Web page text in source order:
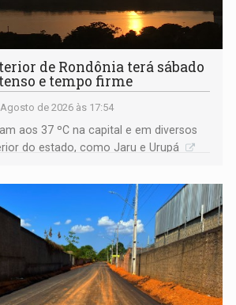
de Rondônia terá sábado
e tempo firme
de 2026 às 17:54
aos 37 ºC na capital e em diversos
do estado, como Jaru e Urupá